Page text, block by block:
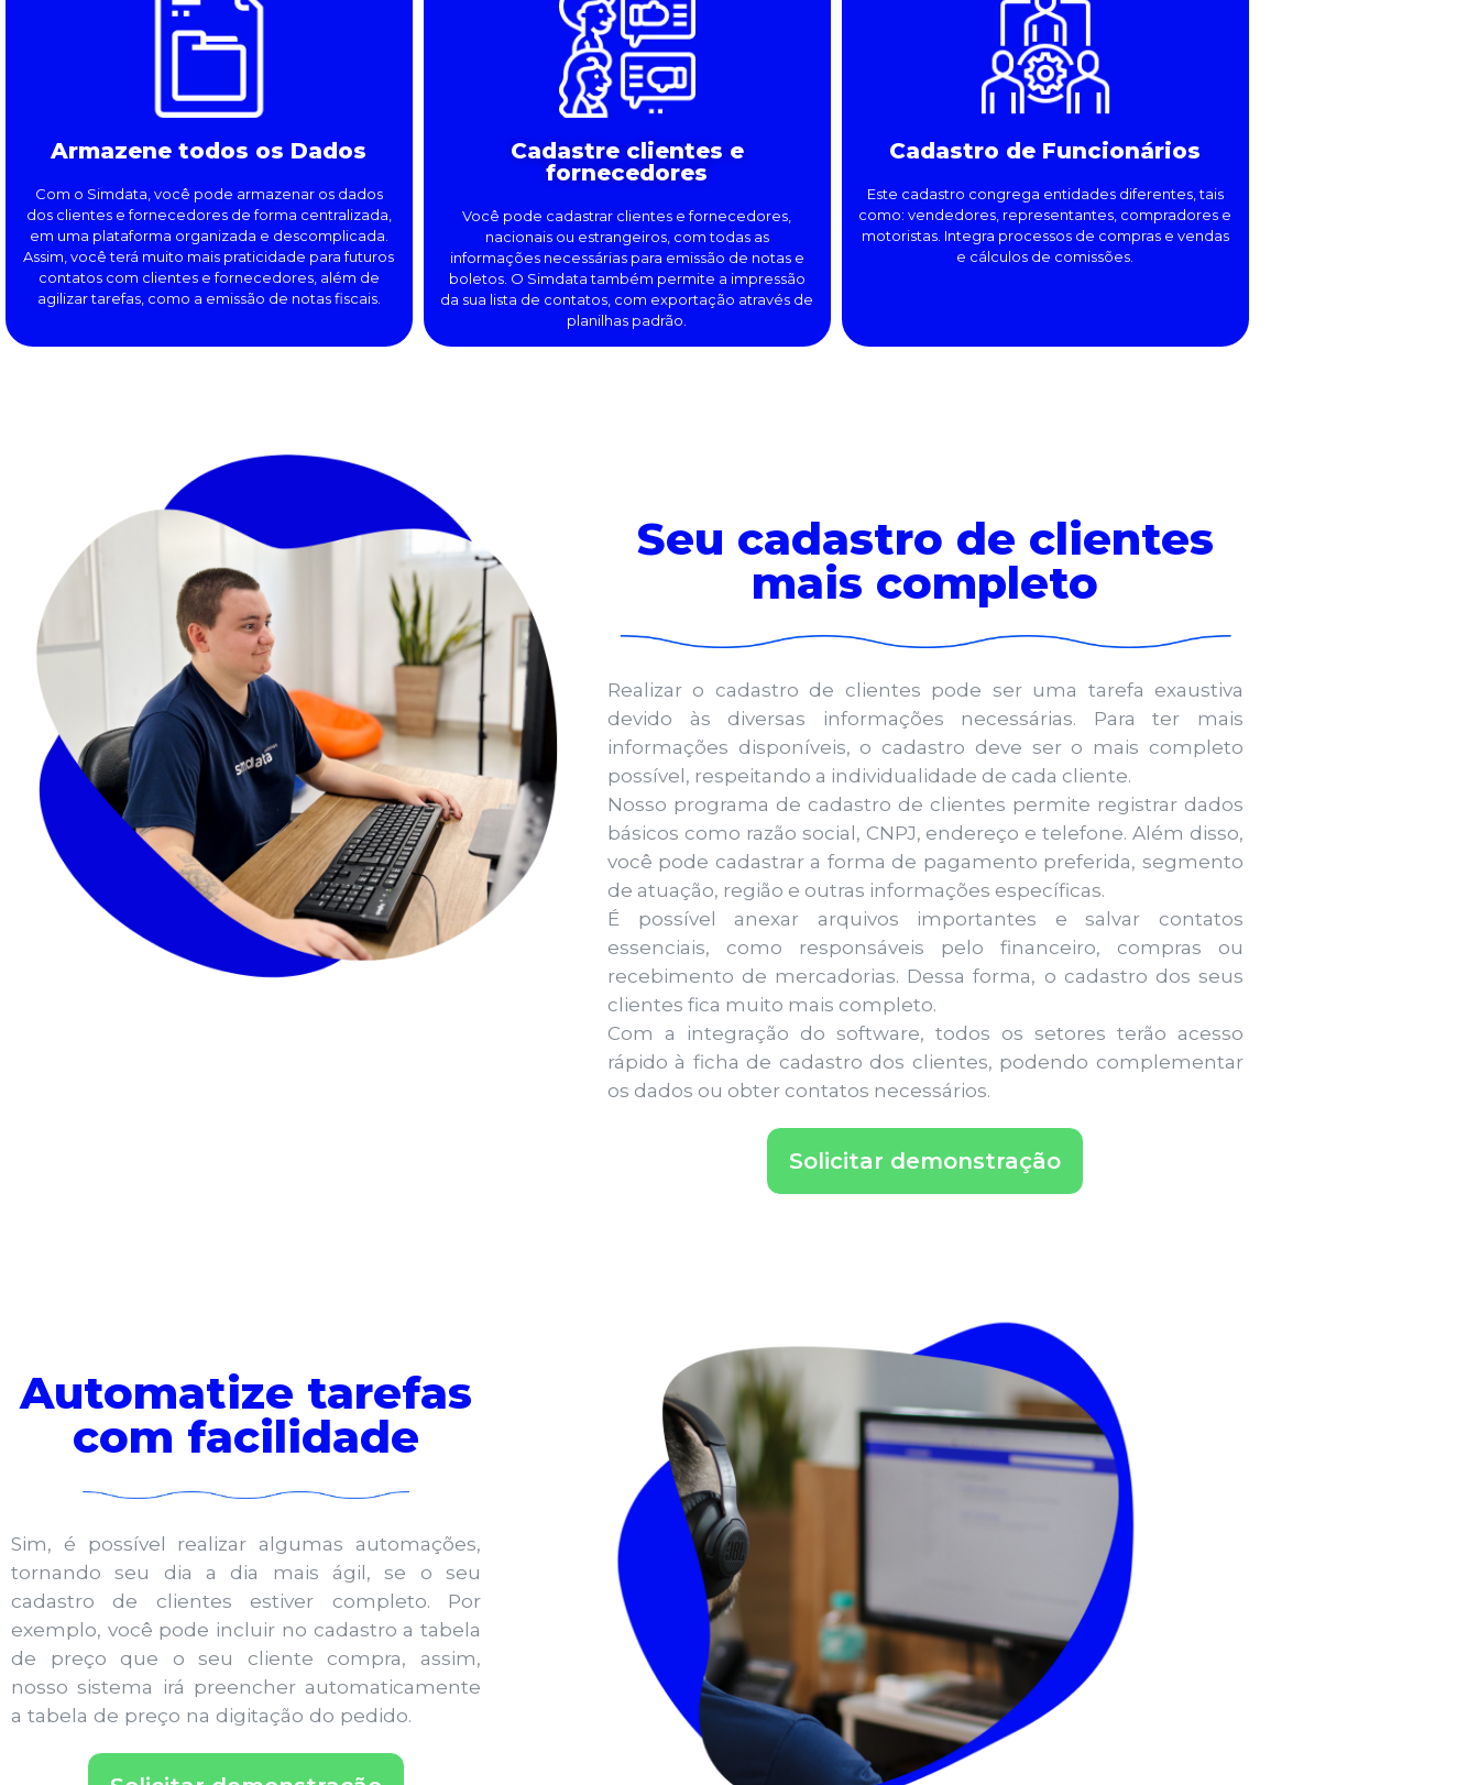
Armazene todos os Dados
Com o Simdata, você pode armazenar os dados
dos clientes e fornecedores de forma centralizada,
em uma plataforma organizada e descomplicada.
Assim, você terá muito mais praticidade para futuros
contatos com clientes e fornecedores, além de
agilizar tarefas, como a emissão de notas fiscais.
Cadastre clientes e
fornecedores
Você pode cadastrar clientes e fornecedores,
nacionais ou estrangeiros, com todas as
informações necessárias para emissão de notas e
boletos. O Simdata também permite a impressão
da sua lista de contatos, com exportação através de
planilhas padrão.
Cadastro de Funcionários
Este cadastro congrega entidades diferentes, tais
como: vendedores, representantes, compradores e
motoristas. Integra processos de compras e vendas
e cálculos de comissões.
Seu cadastro de clientes
mais completo
Realizar o cadastro de clientes pode ser uma tarefa exaustiva
devido às diversas informações necessárias. Para ter mais
informações disponíveis, o cadastro deve ser o mais completo
possível, respeitando a individualidade de cada cliente.
Nosso programa de cadastro de clientes permite registrar dados
básicos como razão social, CNPJ, endereço e telefone. Além disso,
você pode cadastrar a forma de pagamento preferida, segmento
de atuação, região e outras informações específicas.
É possível anexar arquivos importantes e salvar contatos
essenciais, como responsáveis pelo financeiro, compras ou
recebimento de mercadorias. Dessa forma, o cadastro dos seus
clientes fica muito mais completo.
Com a integração do software, todos os setores terão acesso
rápido à ficha de cadastro dos clientes, podendo complementar
os dados ou obter contatos necessários.
Solicitar demonstração
Automatize tarefas
com facilidade
Sim, é possível realizar algumas automações,
tornando seu dia a dia mais ágil, se o seu
cadastro de clientes estiver completo. Por
exemplo, você pode incluir no cadastro a tabela
de preço que o seu cliente compra, assim,
nosso sistema irá preencher automaticamente
a tabela de preço na digitação do pedido.